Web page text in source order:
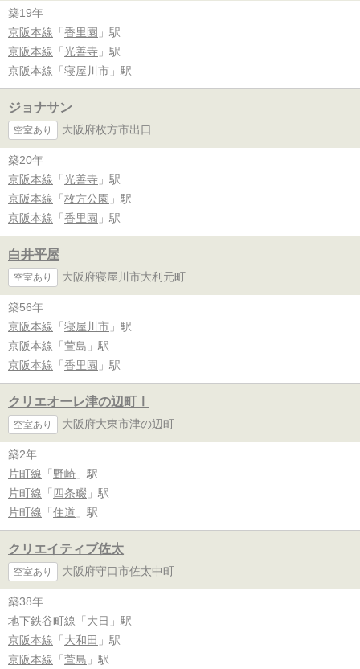
築19年
京阪本線 「 香里園 」駅
京阪本線 「 光善寺 」駅
京阪本線 「 寝屋川市 」駅
ジョナサン
空室あり 大阪府枚方市出口
築20年
京阪本線 「 光善寺 」駅
京阪本線 「 枚方公園 」駅
京阪本線 「 香里園 」駅
白井平屋
空室あり 大阪府寝屋川市大利元町
築56年
京阪本線 「 寝屋川市 」駅
京阪本線 「 萱島 」駅
京阪本線 「 香里園 」駅
クリエオーレ津の辺町Ⅰ
空室あり 大阪府大東市津の辺町
築2年
片町線 「 野崎 」駅
片町線 「 四条畷 」駅
片町線 「 住道 」駅
クリエイティブ佐太
空室あり 大阪府守口市佐太中町
築38年
地下鉄谷町線 「 大日 」駅
京阪本線 「 大和田 」駅
京阪本線 「 萱島 」駅